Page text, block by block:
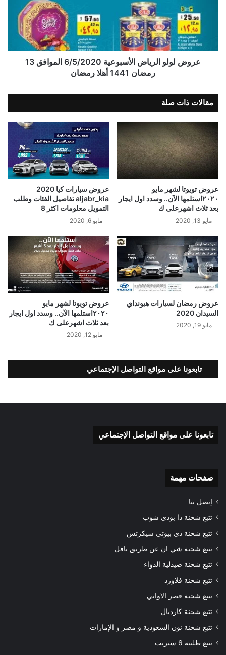
عروض لولو الرياض الأسبوعية 6/5/2020 الموافق 13
رمضان 1441 أهلا رمضان
مقالات ذات صلة
عروض تويوتا لشهر مايو
٢٠٢٠استلمها الآن.. وسدد اول ايجار
بعد ثلاث اشهرعلى ك
مايو 13, 2020
عروض سيارات كيا 2020
aljabr_kia تفاصيل الفئات وطلب
التمويل معلومات اكثر 8
مايو 6, 2020
عروض رمضان لسيارات هيونداي
السيدان 2020
مايو 19, 2020
عروض تويوتا لشهر مايو
٢٠٢٠استلمها الآن.. وسدد اول ايجار
بعد ثلاث اشهرعلى ك
مايو 12, 2020
تابعونا على مواقع التواصل الإجتماعي
تابعونا على مواقع التواصل الإجتماعي
صفحات مهمة
إتصل بنا
تتبع شحنة ذا بودي شوب
تتبع شحنة ذي بيوتي سيكرتس
تتبع شحنة شي ان عن طريق ناقل
تتبع شحنة صيدلية الدواء
تتبع شحنة فلاورد
تتبع شحنة قصر الاواني
تتبع شحنة كارديال
تتبع شحنة نون السعودية و مصر و الإمارات
تتبع طلبية 6 ستريت